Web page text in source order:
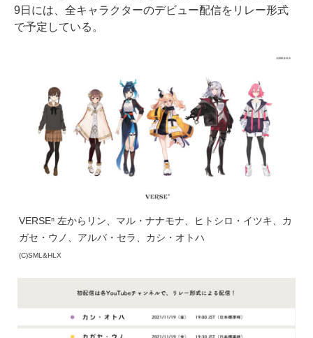
9日には、全キャラクターのデビュー配信をリレー形式
で予定している。
VERSEⁿ 左からリン、マル・ナナモナ、ヒトシロ・イツキ、カ
ガセ・ウノ、アルバ・セラ、カシ・オトハ
(C)SML&HLX